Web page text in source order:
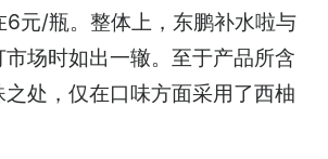
6元/瓶。整体上，东鹏补水啦与
场时如出一辙。至于产品所含
处，仅在口味方面采用了西柚